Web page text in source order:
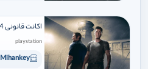
اکانت قانونی A Way Out PS5 PS4
playstation
Mihankey